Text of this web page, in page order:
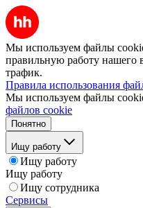
Мы используем файлы
правильную работу нашего
трафик.
Правила использования
Мы используем файлы
файлов cookie
Понятно
Ищу работу
Ищу работу
Ищу работу
Ищу сотрудника
Сервисы